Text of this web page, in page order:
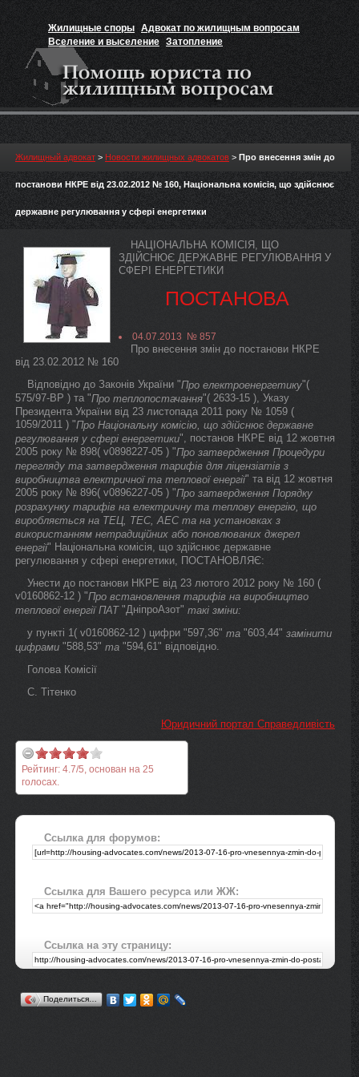
Жилищные споры Адвокат по жилищным вопросам
Вселение и выселение Затопление
Признание прав на жильё
Жилищный адвокат > Новости жилищных адвокатов > Про внесення змін до
постанови НКРЕ від 23.02.2012 № 160, Національна комісія, що здійснює
державне регулювання у сфері енергетики
НАЦІОНАЛЬНА КОМІСІЯ, ЩО
ЗДІЙСНЮЄ ДЕРЖАВНЕ РЕГУЛЮВАННЯ У
СФЕРІ ЕНЕРГЕТИКИ
ПОСТАНОВА
04.07.2013 № 857
Про внесення змін до постанови НКРЕ
від 23.02.2012 № 160
Відповідно до Законів України "Про електроенергетику"(
575/97-ВР ) та "Про теплопостачання"( 2633-15 ), Указу
Президента України від 23 листопада 2011 року № 1059 (
1059/2011 ) "Про Національну комісію, що здійснює державне
регулювання у сфері енергетики", постанов НКРЕ від 12 жовтня
2005 року № 898( v0898227-05 ) "Про затвердження Процедури
перегляду та затвердження тарифів для ліцензіатів з
виробництва електричної та теплової енергії" та від 12 жовтня
2005 року № 896( v0896227-05 ) "Про затвердження Порядку
розрахунку тарифів на електричну та теплову енергію, що
виробляється на ТЕЦ, ТЕС, АЕС та на установках з
використанням нетрадиційних або поновлюваних джерел
енергії" Національна комісія, що здійснює державне
регулювання у сфері енергетики, ПОСТАНОВЛЯЄ:
Унести до постанови НКРЕ від 23 лютого 2012 року № 160 (
v0160862-12 ) "Про встановлення тарифів на виробництво
теплової енергії ПАТ "ДніпроАзот" такі зміни:
у пункті 1( v0160862-12 ) цифри "597,36" та "603,44" замінити
цифрами "588,53" та "594,61" відповідно.
Голова Комісії
С. Тітенко
Юридичний портал Справедливість
Рейтинг: 4.7/5, основан на 25
голосах.
Ссылка для форумов:
Ссылка для Вашего ресурса или ЖЖ:
Ссылка на эту страницу:
Поделиться…